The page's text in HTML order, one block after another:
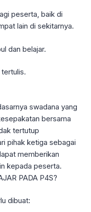
peserta, baik di
lain di sekitarnya.
dan belajar.
swadana yang
bersama
tertutup
pihak ketiga sebagai
memberikan
kepada peserta.
PADA P4S?
dibuat: